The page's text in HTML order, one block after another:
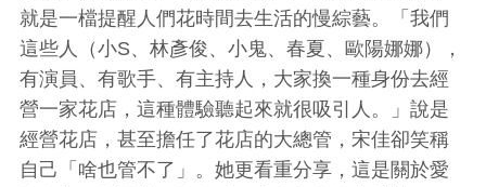
就是一檔提醒人們花時間去生活的慢綜藝。「我們
這些人（小S、林彥俊、小鬼、春夏、歐陽娜娜），
有演員、有歌手、有主持人，大家換一種身份去經
營一家花店，這種體驗聽起來就很吸引人。」說是
經營花店，甚至擔任了花店的大總管，宋佳卻笑稱
自己「啥也管不了」。她更看重分享，這是關於愛